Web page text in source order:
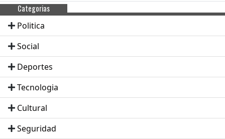
Categorias
Politica
Social
Deportes
Tecnologia
Cultural
Seguridad